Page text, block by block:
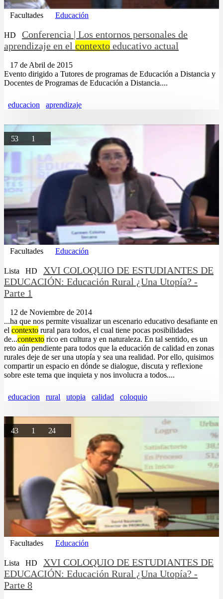
Facultades Educación
HD
Conferencia | Los entornos personales de
aprendizaje en el contexto educativo actual
17 de Abril de 2015
Evento dirigido a Tutores de programas de Educación a Distancia y
Docentes de Programas de Educación a Distancia....
educacion aprendizaje
53 1
Facultades Educación
Lista HD
XVI COLOQUIO DE ESTUDIANTES DE
EDUCACIÓN: Educación Rural ¿Una Utopía? -
Parte 1
12 de Noviembre de 2014
...ha que nos permite visualizar un escenario educativo desafiante en
el contexto rural para todos, el cual tiene pocas posibilidades
de...contexto rico en cultura y en naturaleza. En tal sentido, es un
reto aún pendiente para todos que la educación de calidad en zonas
rurales deje de ser una utopía y sea una realidad. Por ello, quisimos
compartir un espacio en dónde se dialogue, discuta y reflexione
sobre este tema que inquieta y nos involucra a todos....
educacion rural utopia calidad coloquio
43 1 24
Facultades Educación
Lista HD
XVI COLOQUIO DE ESTUDIANTES DE
EDUCACIÓN: Educación Rural ¿Una Utopía? -
Parte 8